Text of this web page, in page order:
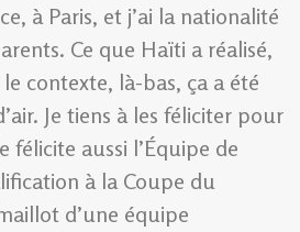
à Paris, et j’ai la nationalité
Ce que Haïti a réalisé,
contexte, là-bas, ça a été
Je tiens à les féliciter pour
félicite aussi l’Équipe de
à la Coupe du
d’une équipe